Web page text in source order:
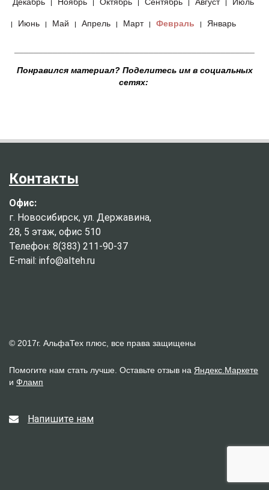
| | | | |
| Июнь | Май | Апрель | Март | Февраль | Январь
Понравился материал? Поделитесь им в социальных
сетях:
Контакты
Офис:
г. Новосибирск, ул. Державина,
28, 5 этаж, офис 510
Телефон: 8(383) 211-90-37
E-mail: info@alteh.ru
© 2017г. АльфаТех плюс, все права защищены
Помогите нам стать лучше. Оставьте отзыв на Яндекс.Маркете
и Фламп
Напишите нам